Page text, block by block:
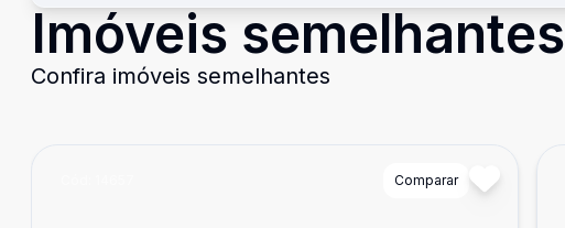
Imóveis semelhantes
Confira imóveis semelhantes
Comparar